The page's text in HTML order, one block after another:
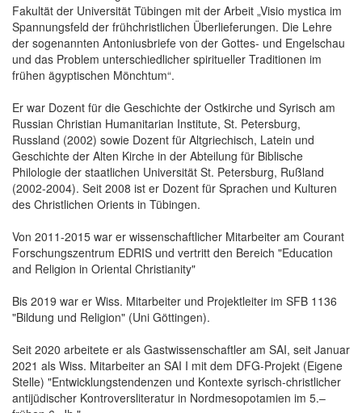
Fakultät der Universität Tübingen mit der Arbeit „Visio mystica im
Spannungsfeld der frühchristlichen Überlieferungen. Die Lehre
der sogenannten Antoniusbriefe von der Gottes- und Engelschau
und das Problem unterschiedlicher spiritueller Traditionen im
frühen ägyptischen Mönchtum“.
Er war Dozent für die Geschichte der Ostkirche und Syrisch am
Russian Christian Humanitarian Institute, St. Petersburg,
Russland (2002) sowie Dozent für Altgriechisch, Latein und
Geschichte der Alten Kirche in der Abteilung für Biblische
Philologie der staatlichen Universität St. Petersburg, Rußland
(2002-2004). Seit 2008 ist er Dozent für Sprachen und Kulturen
des Christlichen Orients in Tübingen.
Von 2011-2015 war er wissenschaftlicher Mitarbeiter am Courant
Forschungszentrum EDRIS und vertritt den Bereich "Education
and Religion in Oriental Christianity"
Bis 2019 war er Wiss. Mitarbeiter und Projektleiter im SFB 1136
"Bildung und Religion" (Uni Göttingen).
Seit 2020 arbeitete er als Gastwissenschaftler am SAI, seit Januar
2021 als Wiss. Mitarbeiter an SAI I mit dem DFG-Projekt (Eigene
Stelle) "Entwicklungstendenzen und Kontexte syrisch-christlicher
antijüdischer Kontroversliteratur in Nordmesopotamien im 5.–